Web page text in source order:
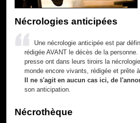
Nécrologies anticipées
Une nécrologie anticipée est par
rédigée AVANT le décès de la
presse ont dans leurs tiroirs la
monde encore vivants, rédigée et prête
Il ne s'agit en aucun cas ici, de
son anticipation.
Nécrothèque